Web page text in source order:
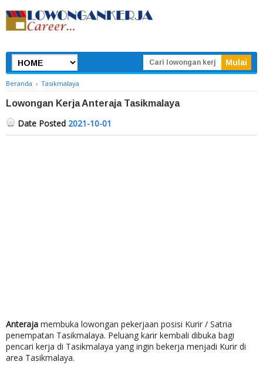
Beranda › Tasikmalaya
Lowongan Kerja Anteraja Tasikmalaya
Date Posted 2021-10-01
Anteraja membuka lowongan pekerjaan posisi Kurir / Satria
penempatan Tasikmalaya. Peluang karir kembali dibuka bagi
pencari kerja di Tasikmalaya yang ingin bekerja menjadi Kurir di
area Tasikmalaya.